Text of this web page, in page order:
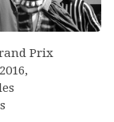
Prix